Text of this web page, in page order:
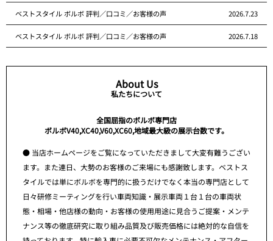
ベストスタイル ボルボ 評判／口コミ／お客様の声 2026.7.23
ベストスタイル ボルボ 評判／口コミ／お客様の声 2026.7.18
About Us
私たちについて
全国屈指のボルボ専門店
ボルボV40,XC40,V60,XC60,地域最大級の展示台数です。
● 当店ホームページをご覧になっていただきまして大変有難うござい
ます。また連日、大勢のお客様のご来場にも感謝致します。ベストス
タイルでは単にボルボを専門的に扱うだけでなく本当の専門店として
日々研修ミーティングを行い車両知識・展示車両１台１台の車両状
態・相場・他店様の動向・お客様の使用用途に見合うご提案・メンテ
ナンス等の徹底研究に取り組み品質及び販売価格には絶対的な自信を